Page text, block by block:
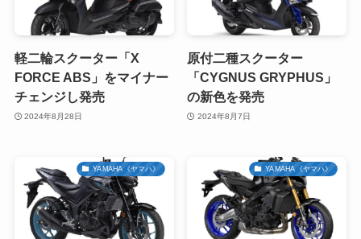
軽二輪スクーター「X
FORCE ABS」をマイナー
チェンジし発売
2024年8月28日
原付二種スクーター
「CYGNUS GRYPHUS」
の新色を発売
2024年8月7日
YAMAHA《ヤマハ》 YAMAHA《ヤマハ》